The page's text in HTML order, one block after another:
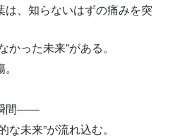
、知らないはずの痛みを突
った未来”がある。
間――
未来”が流れ込む。